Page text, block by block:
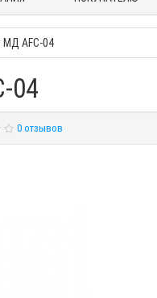
МД AFC-04
04
0 отзывов